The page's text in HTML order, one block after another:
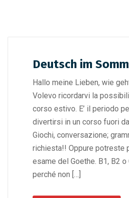
Deutsch im
Hallo meine Lieben, wie
Volevo ricordarvi la
corso estivo. E’ il periodo
divertirsi in un corso fuori
Giochi, conversazione;
richiesta!! Oppure potreste
esame del Goethe. B1, B2 o
perché non […]